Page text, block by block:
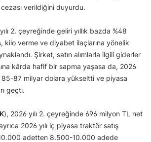
verildiğini duyurdu.
2. çeyreğinde geliri yıllık bazda %48
kilo verme ve diyabet ilaçlarına yönelik
Şirket, satın alımlarla ilgili giderler
kârda hafif bir sapma yaşasa da, 2026
85-87 milyar dolara yükseltti ve piyasa
geçti.
), 2026 yılı 2. çeyreğinde 696 milyon TL net
2026 yılı iç piyasa traktör satış
adetten 8.500-10.000 adede